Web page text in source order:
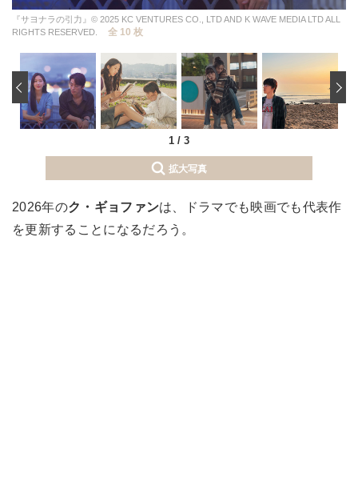
『サヨナラの引力』© 2025 KC VENTURES CO., LTD AND K WAVE MEDIA LTD ALL
RIGHTS RESERVED.
全 10 枚
1 / 3
‹
拡大写真
2026年のク・ギョファンは、ドラマでも映画でも代表作
を更新することになるだろう。